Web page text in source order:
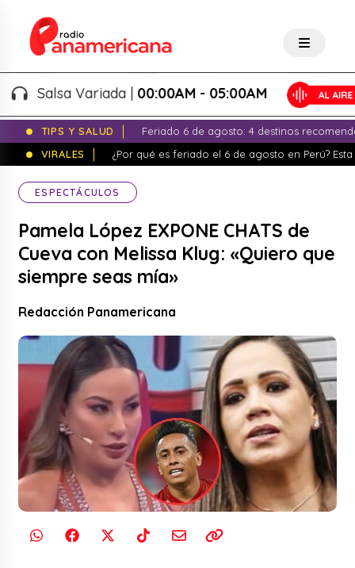
Salsa Variada |00:00AM - 05:00AM
TIPS Y SALUD
Feriado 6 de agosto: 4 destinos
VIRALES
¿Por qué es feriado el 6 de agosto en Perú?
ESPECTÁCULOS
Pamela López EXPONE CHATS de
Cueva con Melissa Klug: «Quiero que
siempre seas mía»
Redacción Panamericana